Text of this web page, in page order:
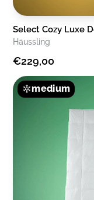
Select Cozy Luxe
Häussling
€229,00
medium